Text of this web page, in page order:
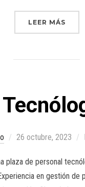
LEER MÁS
26 octubre, 2023
plaza de personal
en gestión